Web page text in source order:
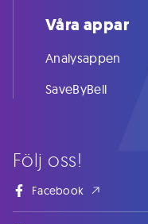
Följ oss!
Facebook
Våra appar
Analysappen
SaveByBell